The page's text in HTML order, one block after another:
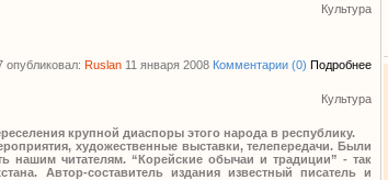
Культура
опубликовал:Ruslan 11 января 2008 Комментарии (0) Подробнее
Культура
крупной диаспоры этого народа в республику.
художественные выставки, телепередачи. Были
читателям. “Корейские обычаи и традиции” - так
Автор-составитель издания известный писатель и